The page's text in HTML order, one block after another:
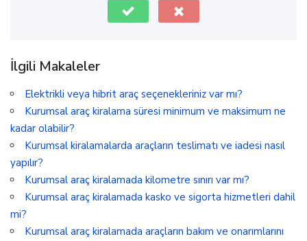
İlgili Makaleler
Elektrikli veya hibrit araç seçenekleriniz var mı?
Kurumsal araç kiralama süresi minimum ve maksimum ne
kadar olabilir?
Kurumsal kiralamalarda araçların teslimatı ve iadesi nasıl
yapılır?
Kurumsal araç kiralamada kilometre sınırı var mı?
Kurumsal araç kiralamada kasko ve sigorta hizmetleri dahil
mi?
Kurumsal araç kiralamada araçların bakım ve onarımlarını